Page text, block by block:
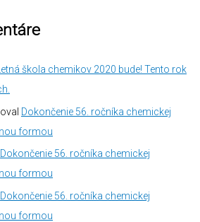
škola chemikov 2020 bude! Tento rok
Dokončenie 56. ročníka chemickej
formou
Dokončenie 56. ročníka chemickej
formou
Dokončenie 56. ročníka chemickej
formou